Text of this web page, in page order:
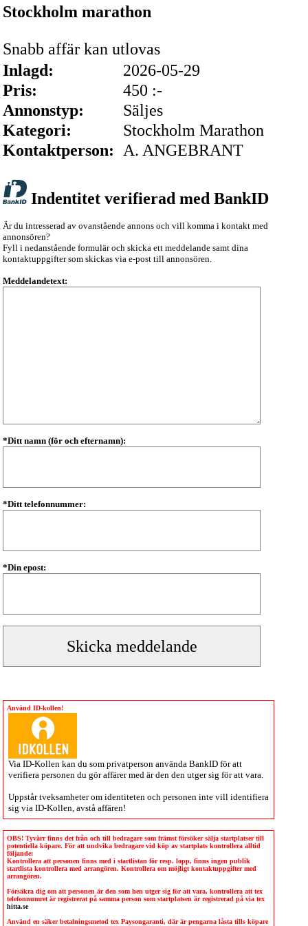
Stockholm marathon
Snabb affär kan utlovas
Inlagd:
2026-05-29
Pris:
450 :-
Annonstyp:
Säljes
Kategori:
Stockholm Marathon
Kontaktperson:
A. ANGEBRANT
Indentitet verifierad med BankID
Är du intresserad av ovanstående annons och vill komma i kontakt med
annonsören?
Fyll i nedanstående formulär och skicka ett meddelande samt dina
kontaktuppgifter som skickas via e-post till annonsören.
Meddelandetext:
*Ditt namn (för och efternamn):
*Ditt telefonnummer:
*Din epost:
Använd ID-kollen!
Via ID-Kollen kan du som privatperson använda BankID för att
verifiera personen du gör affärer med är den den utger sig för att vara.
Uppstår tveksamheter om identiteten och personen inte vill identifiera
sig via ID-Kollen , avstå affären!
OBS! Tyvärr finns det från och till bedragare som främst försöker sälja startplatser till
potentiella köpare. För att undvika bedragare vid köp av startplats kontrollera alltid
följande:
Kontrollera att personen finns med i startlistan för resp. lopp, finns ingen publik
startlista kontrollera med arrangören. Kontrollera om möjligt kontaktuppgifter med
arrangören.
Försäkra dig om att personen är den som hen utger sig för att vara, kontrollera att tex
telefonnumret är registrerat på samma person som startplatsen är registrerad på via tex
hitta.se
Använd en säker betalningsmetod tex Paysongaranti, där är pengarna låsta tills köpare